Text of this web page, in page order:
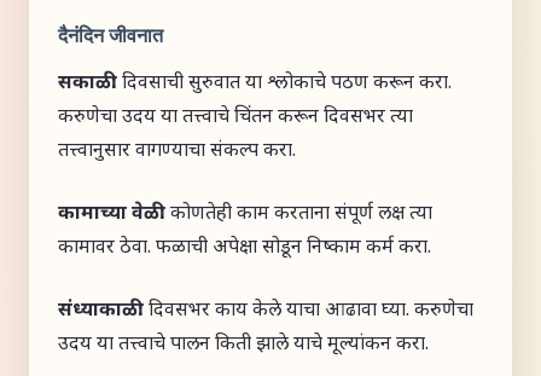
दैनंदिन जीवनात
सकाळी:दिवसाची सुरुवात या श्लोकाचे पठण करून करा.
करुणेचा उदय या तत्त्वाचे चिंतन करून दिवसभर त्या
तत्त्वानुसार वागण्याचा संकल्प करा.
कामाच्या वेळी:कोणतेही काम करताना संपूर्ण लक्ष त्या
कामावर ठेवा. फळाची अपेक्षा सोडून निष्काम कर्म करा.
संध्याकाळी:दिवसभर काय केले याचा आढावा घ्या. करुणेचा
उदय या तत्त्वाचे पालन किती झाले याचे मूल्यांकन करा.